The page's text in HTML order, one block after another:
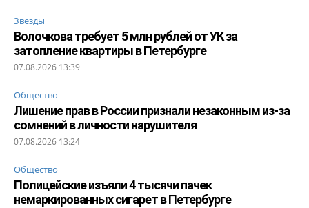
Звезды
Волочкова требует 5 млн рублей от УК за
затопление квартиры в Петербурге
07.08.2026 13:39
Общество
Лишение прав в России признали незаконным из-за
сомнений в личности нарушителя
07.08.2026 13:24
Общество
Полицейские изъяли 4 тысячи пачек
немаркированных сигарет в Петербурге